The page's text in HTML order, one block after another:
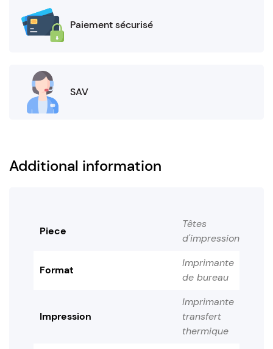
Paiement sécurisé
SAV
Additional information
Piece
Têtes
d'impression
Format
Imprimante
de bureau
Impression
Imprimante
transfert
thermique